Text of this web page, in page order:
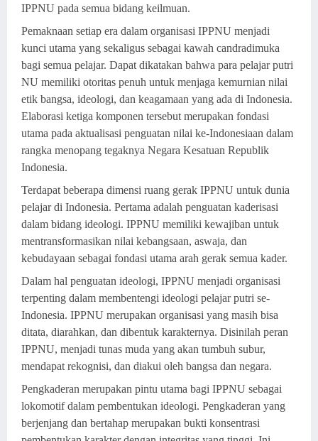
IPPNU pada semua bidang keilmuan.
Pemaknaan setiap era dalam organisasi IPPNU menjadi
kunci utama yang sekaligus sebagai kawah candradimuka
bagi semua pelajar. Dapat dikatakan bahwa para pelajar putri
NU memiliki otoritas penuh untuk menjaga kemurnian nilai
etik bangsa, ideologi, dan keagamaan yang ada di Indonesia.
Elaborasi ketiga komponen tersebut merupakan fondasi
utama pada aktualisasi penguatan nilai ke-Indonesiaan dalam
rangka menopang tegaknya Negara Kesatuan Republik
Indonesia.
Terdapat beberapa dimensi ruang gerak IPPNU untuk dunia
pelajar di Indonesia. Pertama adalah penguatan kaderisasi
dalam bidang ideologi. IPPNU memiliki kewajiban untuk
mentransformasikan nilai kebangsaan, aswaja, dan
kebudayaan sebagai fondasi utama arah gerak semua kader.
Dalam hal penguatan ideologi, IPPNU menjadi organisasi
terpenting dalam membentengi ideologi pelajar putri se-
Indonesia. IPPNU merupakan organisasi yang masih bisa
ditata, diarahkan, dan dibentuk karakternya. Disinilah peran
IPPNU, menjadi tunas muda yang akan tumbuh subur,
mendapat rekognisi, dan diakui oleh bangsa dan negara.
Pengkaderan merupakan pintu utama bagi IPPNU sebagai
lokomotif dalam pembentukan ideologi. Pengkaderan yang
berjenjang dan bertahap merupakan bukti konsentrasi